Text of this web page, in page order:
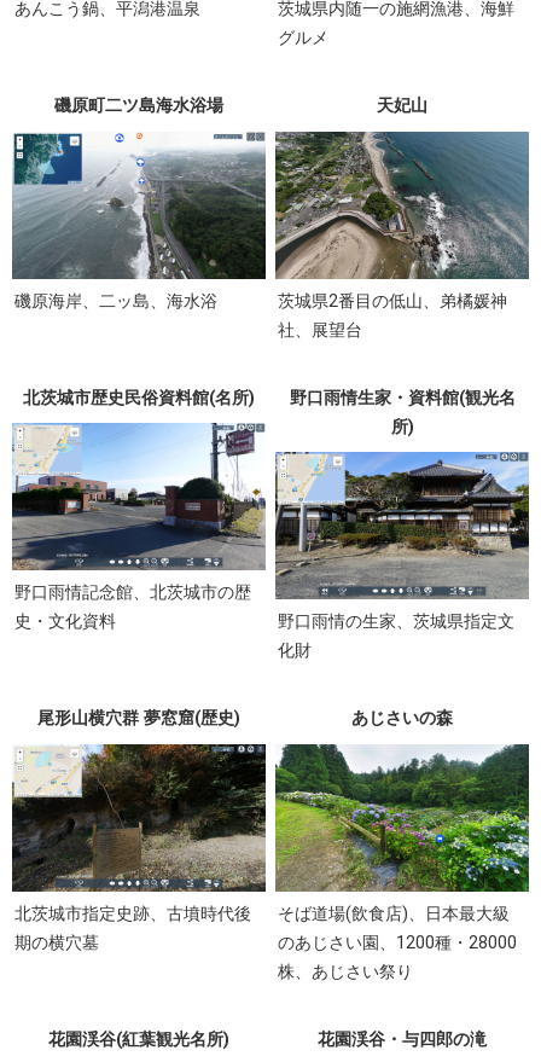
あんこう鍋、平潟港温泉
茨城県内随一の施網漁港、海鮮
グルメ
磯原町二ツ島海水浴場
磯原海岸、二ッ島、海水浴
天妃山
茨城県2番目の低山、弟橘媛神
社、展望台
北茨城市歴史民俗資料館(名所)
野口雨情記念館、北茨城市の歴
史・文化資料
野口雨情生家・資料館(観光名
所)
野口雨情の生家、茨城県指定文
化財
尾形山横穴群 夢窓窟(歴史)
北茨城市指定史跡、古墳時代後
期の横穴墓
あじさいの森
そば道場(飲食店)、日本最大級
のあじさい園、1200種・28000
株、あじさい祭り
花園渓谷(紅葉観光名所) 花園渓谷・与四郎の滝